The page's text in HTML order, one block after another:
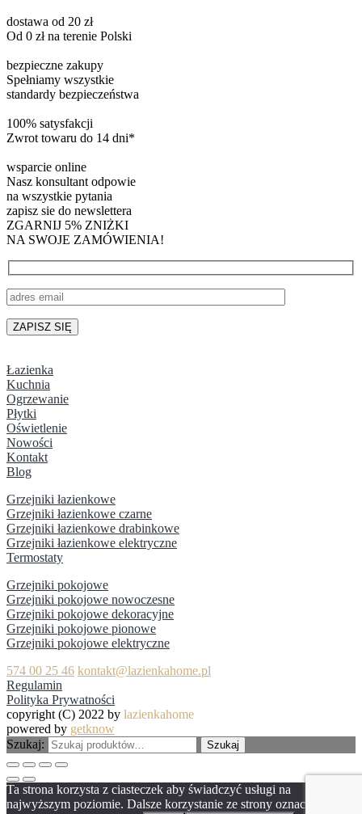
dostawa od 20 zł
Od 0 zł na terenie Polski
bezpieczne zakupy
Spełniamy wszystkie
standardy bezpieczeństwa
100% satysfakcji
Zwrot towaru do 14 dni*
wsparcie online
Nasz konsultant odpowie
na wszystkie pytania
zapisz sie do newslettera
ZGARNIJ 5% ZNIŻKI
NA SWOJE ZAMÓWIENIA!
Łazienka
Kuchnia
Ogrzewanie
Płytki
Oświetlenie
Nowości
Kontakt
Blog
Grzejniki łazienkowe
Grzejniki łazienkowe czarne
Grzejniki łazienkowe drabinkowe
Grzejniki łazienkowe elektryczne
Termostaty
Grzejniki pokojowe
Grzejniki pokojowe nowoczesne
Grzejniki pokojowe dekoracyjne
Grzejniki pokojowe pionowe
Grzejniki pokojowe elektryczne
574 00 25 46 kontakt@lazienkahome.pl
Regulamin
Polityka Prywatności
copyright (C) 2022 by lazienkahome
powered by getknow
Szukaj:
Szukaj
Ta strona korzysta z ciasteczek aby świadczyć usługi na
najwyższym poziomie. Dalsze korzystanie ze strony oznacza, że